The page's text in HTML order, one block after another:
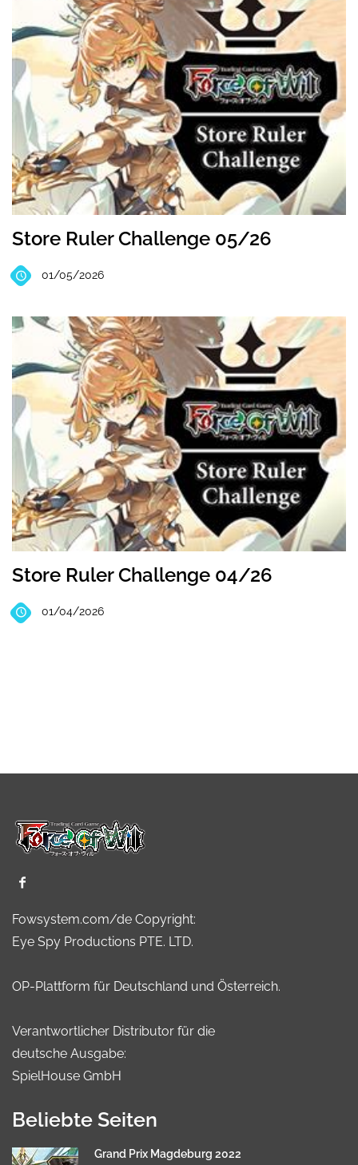
Store Ruler Challenge 05/26
01/05/2026
Store Ruler Challenge 04/26
01/04/2026
Fowsystem.com/de Copyright:
Eye Spy Productions PTE. LTD.
OP-Plattform für Deutschland und Österreich.
Verantwortlicher Distributor für die
deutsche Ausgabe:
SpielHouse GmbH
Beliebte Seiten
Grand Prix Magdeburg 2022